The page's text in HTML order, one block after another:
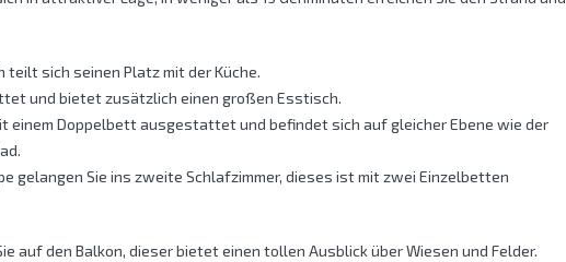
teilt sich seinen Platz mit der Küche.
und bietet zusätzlich einen großen Esstisch.
einem Doppelbett ausgestattet und befindet sich auf gleicher Ebene wie der
gelangen Sie ins zweite Schlafzimmer, dieses ist mit zwei Einzelbetten
auf den Balkon, dieser bietet einen tollen Ausblick über Wiesen und Felder.